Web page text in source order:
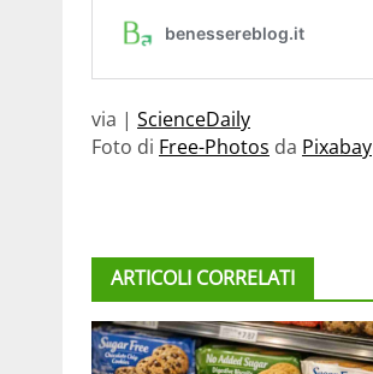
via | ScienceDaily
Foto di Free-Photos da Pixabay
ARTICOLI CORRELATI